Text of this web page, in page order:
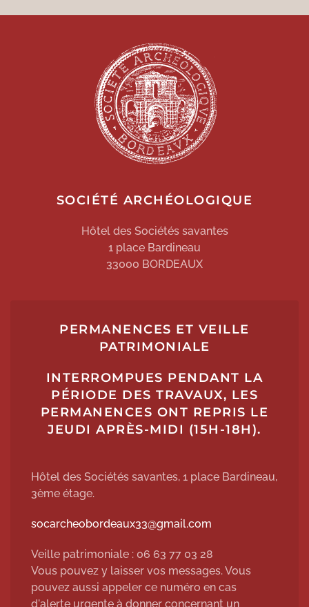
SOCIÉTÉ ARCHÉOLOGIQUE
Hôtel des Sociétés savantes
1 place Bardineau
33000 BORDEAUX
PERMANENCES ET VEILLE
PATRIMONIALE
INTERROMPUES PENDANT LA
PÉRIODE DES TRAVAUX, LES
PERMANENCES ONT REPRIS LE
JEUDI APRÈS-MIDI (15H-18H).
Hôtel des Sociétés savantes, 1 place Bardineau,
3ème étage.
socarcheobordeaux33@gmail.com
Veille patrimoniale : 06 63 77 03 28
Vous pouvez y laisser vos messages. Vous
pouvez aussi appeler ce numéro en cas
d'alerte urgente à donner concernant un